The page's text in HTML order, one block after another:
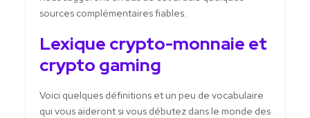
sources complémentaires fiables.
Lexique crypto-monnaie et
crypto gaming
Voici quelques définitions et un peu de vocabulaire
qui vous aideront si vous débutez dans le monde des